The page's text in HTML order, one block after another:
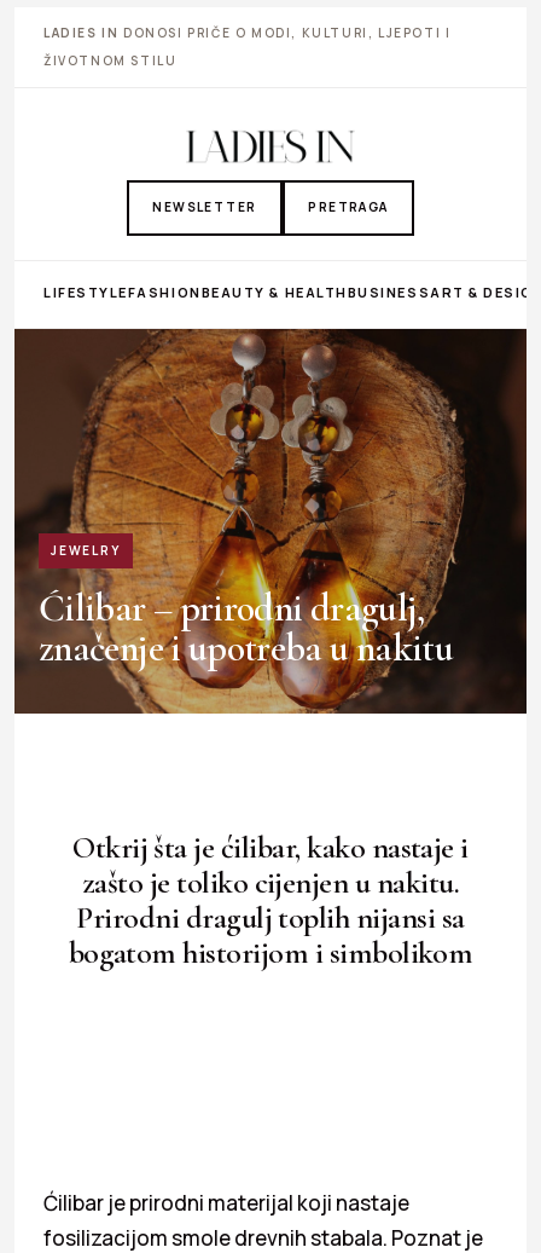
LADIES IN DONOSI PRIČE O MODI, KULTURI, LJEPOTI I
ŽIVOTNOM STILU
NEWSLETTER PRETRAGA
LIFESTYLEFASHIONBEAUTY & HEALTHBUSINESS ART &
JEWELRY
Ćilibar – prirodni dragulj,
značenje i upotreba u nakitu
Otkrij šta je ćilibar, kako nastaje i
zašto je toliko cijenjen u nakitu.
Prirodni dragulj toplih nijansi sa
bogatom historijom i simbolikom
Ćilibar je prirodni materijal koji nastaje
fosilizacijom smole drevnih stabala. Poznat je